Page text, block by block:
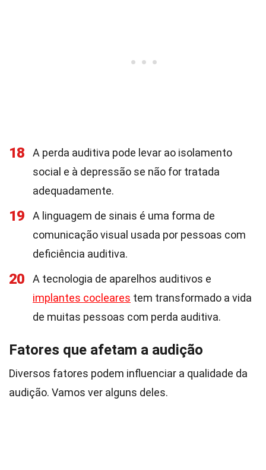
18
A perda auditiva pode levar ao isolamento
social e à depressão se não for tratada
adequadamente.
19
A linguagem de sinais é uma forma de
comunicação visual usada por pessoas com
deficiência auditiva.
20
A tecnologia de aparelhos auditivos e
implantes cocleares tem transformado a vida
de muitas pessoas com perda auditiva.
Fatores que afetam a audição
Diversos fatores podem influenciar a qualidade da
audição. Vamos ver alguns deles.